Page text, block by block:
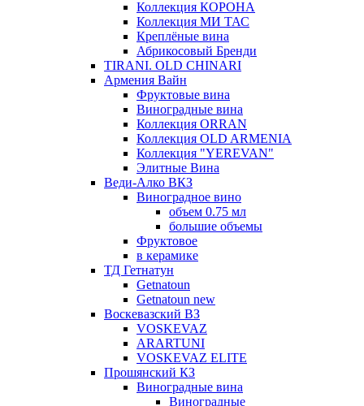
Коллекция КОРОНА
Коллекция МИ ТАС
Креплёные вина
Абрикосовый Бренди
TIRANI. OLD CHINARI
Армения Вайн
Фруктовые вина
Виноградные вина
Коллекция ORRAN
Коллекция OLD ARMENIA
Коллекция "YEREVAN"
Элитные Вина
Веди-Алко ВКЗ
Виноградное вино
объем 0.75 мл
большие объемы
Фруктовое
в керамике
ТД Гетнатун
Getnatoun
Getnatoun new
Воскевазский ВЗ
VOSKEVAZ
ARARTUNI
VOSKEVAZ ELITE
Прошянский КЗ
Виноградные вина
Виноградные